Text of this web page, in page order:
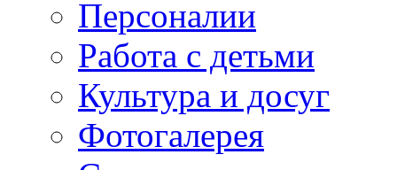
Преодоление
Персоналии
Работа с детьми
Культура и досуг